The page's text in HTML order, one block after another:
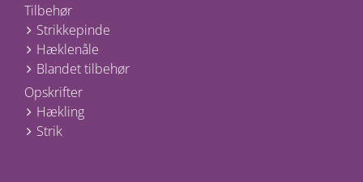
Tilbehør
Strikkepinde
Hæklenåle
Blandet tilbehør
Opskrifter
Hækling
Strik